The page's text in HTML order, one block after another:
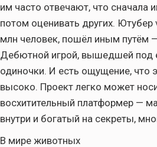
им часто отвечают, что сначала
потом оценивать других.
млн человек, пошёл иным путём
Дебютной игрой, вышедшей под
одиночки. И есть ощущение, что
высоко. Проект легко может
восхитительный платформер —
внутри и богатый на секреты,
В мире животных